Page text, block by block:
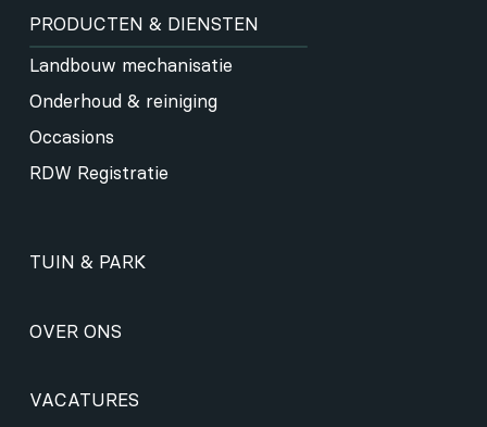
PRODUCTEN & DIENSTEN
Landbouw mechanisatie
Onderhoud & reiniging
Occasions
RDW Registratie
TUIN & PARK
OVER ONS
VACATURES